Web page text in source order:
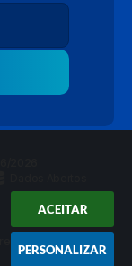
ACEITAR
PERSONALIZAR
reservados -